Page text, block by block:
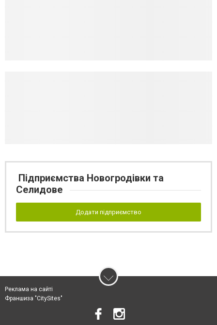
Підприємства Новогродівки та
Селидове
Додати підприємство
Реклама на сайті
Франшиза "CitySites"